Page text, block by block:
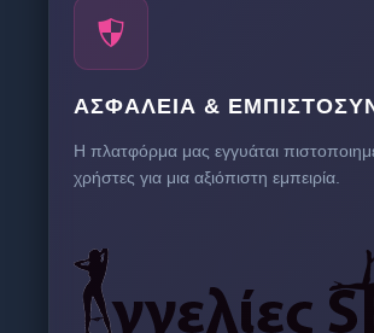
ΑΣΦΆΛΕΙΑ &
Η πλατφόρμα μας εγγυάται
χρήστες για μια αξιόπιστη εμπειρία.